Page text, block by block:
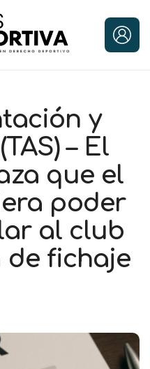
y
– El
que el
poder
al club
de fichaje